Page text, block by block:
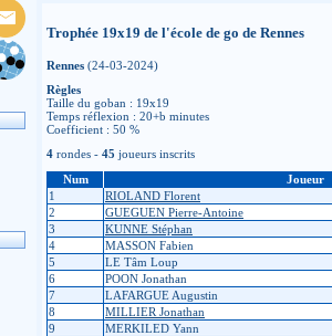
Trophée 19x19 de l'école de go de Rennes
Rennes (24-03-2024)
Règles
Taille du goban : 19x19
Temps réflexion : 20+b minutes
Coefficient : 50 %
4 rondes - 45 joueurs inscrits
Num
Joueur
1
RIOLAND Florent
2
GUEGUEN Pierre-Antoine
3
KUNNE Stéphan
4
MASSON Fabien
5
LE Tâm Loup
6
POON Jonathan
7
LAFARGUE Augustin
8
MILLIER Jonathan
9
MERKILED Yann